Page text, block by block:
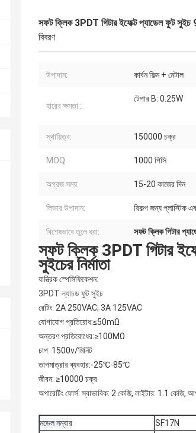
সফট ক্লিক 3PDT গিটার ইফেক্ট প্যাডেল ফুট সুইচ
বিবরণ
উপাদান: কার্বন ফিল্ম + মেটাল
হারের ক্ষমতা::
টেপার B: 0.25W
স্থায়িত্ব: 150000 চক্র
MOQ: 1000 পিসি
অগ্রজ সময়: 15-20 কাজের দিন
লিভার উপাদান: বিকল্প জন্য প্লাস্টিক
বিশেষভাবে তুলে ধরা: সফট ক্লিক গিটার
সফট ক্লিক 3PDT গিটার
সুইচের নির্মাতা
যান্ত্রিক স্পেসিফিকেশন:
3PDT ল্যাচড ফুট সুইচ
রেটিং: 2A 250VAC; 3A 125VAC
যোগাযোগ প্রতিরোধ:≤50mΩ
অন্তরণ প্রতিরোধের:≥100MΩ
চাপ: 1500v/মিনিট
তাপমাত্রার ব্যবহার:-25℃-85℃
জীবন: ≥10000 চক্র
অপারেটিং ফোর্স: স্বাভাবিক: 2 কেজি, লাইটার: 1.1 কেজি,
মডেল নম্বার
SF17N